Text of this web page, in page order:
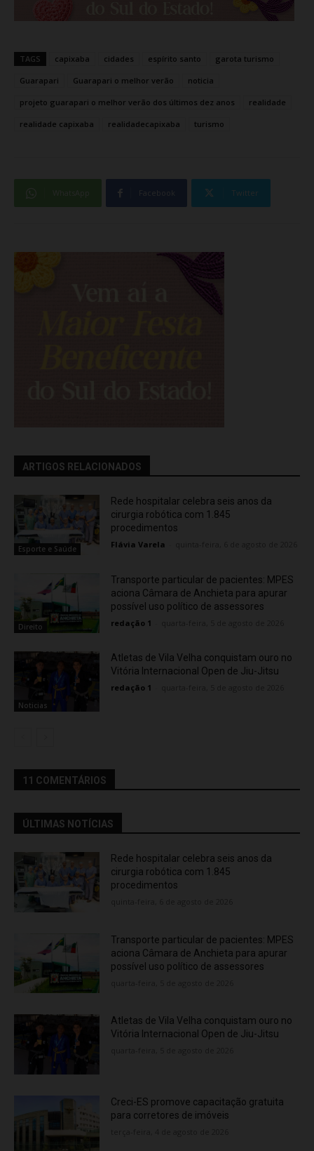
TAGS capixaba cidades espírito santo garota turismo
Guarapari Guarapari o melhor verão noticia
projeto guarapari o melhor verão dos últimos dez anos realidade
realidade capixaba realidadecapixaba turismo
Facebook Twitter
ARTIGOS RELACIONADOS
Esporte e Saúde
Rede hospitalar celebra seis anos da
cirurgia robótica com 1.845
procedimentos
Flávia Varela
Direito
Transporte particular de pacientes: MPES
aciona Câmara de Anchieta para apurar
possível uso político de assessores
redação 1
Noticias
Atletas de Vila Velha conquistam ouro no
Vitória Internacional Open de Jiu-Jitsu
redação 1
11 COMENTÁRIOS
ÚLTIMAS NOTÍCIAS
Rede hospitalar celebra seis anos da
cirurgia robótica com 1.845
procedimentos
Transporte particular de pacientes: MPES
aciona Câmara de Anchieta para apurar
possível uso político de assessores
Atletas de Vila Velha conquistam ouro no
Vitória Internacional Open de Jiu-Jitsu
Creci-ES promove capacitação gratuita
para corretores de imóveis